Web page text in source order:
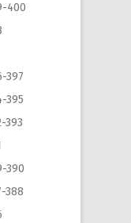
400
397
395
393
390
388